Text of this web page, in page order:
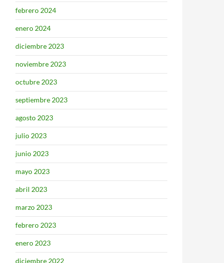
febrero 2024
enero 2024
diciembre 2023
noviembre 2023
octubre 2023
septiembre 2023
agosto 2023
julio 2023
junio 2023
mayo 2023
abril 2023
marzo 2023
febrero 2023
enero 2023
diciembre 2022